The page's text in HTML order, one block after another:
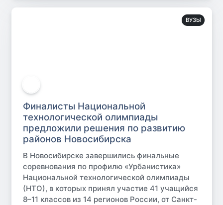
ВУЗЫ
Финалисты Национальной
технологической олимпиады
предложили решения по развитию
районов Новосибирска
В Новосибирске завершились финальные
соревнования по профилю «Урбанистика»
Национальной технологической олимпиады
(НТО), в которых принял участие 41 учащийся
8–11 классов из 14 регионов России, от Санкт-